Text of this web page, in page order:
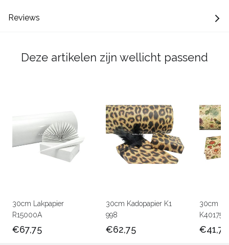
Reviews
Deze artikelen zijn wellicht passend
30cm Lakpapier
R15000A
€67,75
30cm Kadopapier K1
998
€62,75
30cm
€41,75